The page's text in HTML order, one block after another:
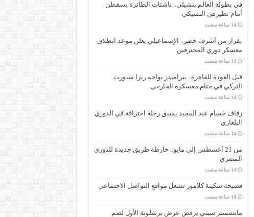
في بطولة العالم بتشيلي.. ناشئات الطائرة يسقطن
أمام نظيرهن التشيكي
‏14 ساعة مضت
بقرار من أشرف خضر.. الإسماعيلي يعلن موعد انطلاق
معسكر دوري المحترفين
‏14 ساعة مضت
قبل العودة للقاهرة.. بيراميدز يواجه ريزا سبورت
التركي في ختام معسكره الخارجي
‏14 ساعة مضت
زفاف حسام عبد المجيد يسبق رحلة احترافه في الدوري
البلغاري
‏14 ساعة مضت
من 21 أغسطس إلى مايو.. خارطة طريق جديدة للدوري
المصري
‏14 ساعة مضت
فضيحة سكينة كلامور تشعل مواقع التواصل الاجتماعي
‏18 ساعة مضت
مانشستر سيتي يرفض عرض برشلونة الأول لضم